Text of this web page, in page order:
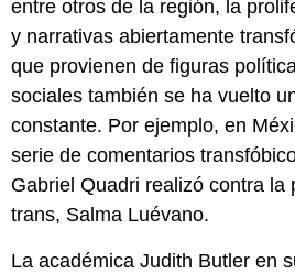
entre otros de la región, la
y narrativas abiertamente
que provienen de figuras
sociales también se ha vuelto
constante. Por ejemplo, en
serie de comentarios
Gabriel Quadri realizó contra la
trans, Salma Luévano.
La académica Judith Butler en